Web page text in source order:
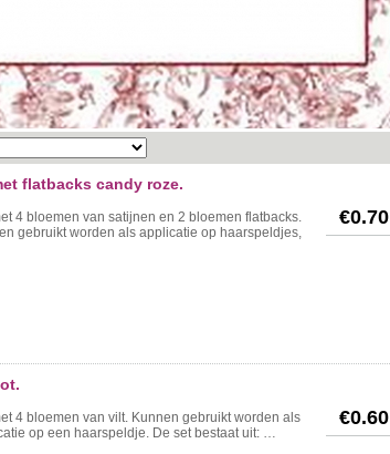
flatbacks candy roze.
€0.70
4 bloemen van satijnen en 2 bloemen flatbacks.
gebruikt worden als applicatie op haarspeldjes,
€0.60
4 bloemen van vilt. Kunnen gebruikt worden als
op een haarspeldje. De set bestaat uit: …